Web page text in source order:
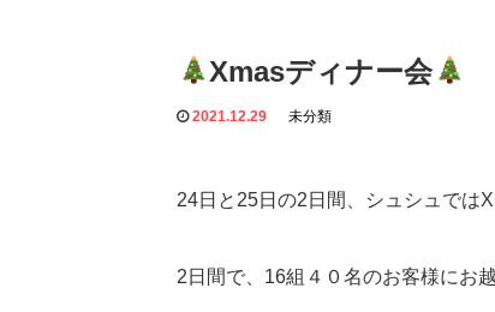
Xmasディナー会
2021.12.29 未分類
24日と25日の2日間、シュシュでは
2日間で、16組４０名のお客様にお